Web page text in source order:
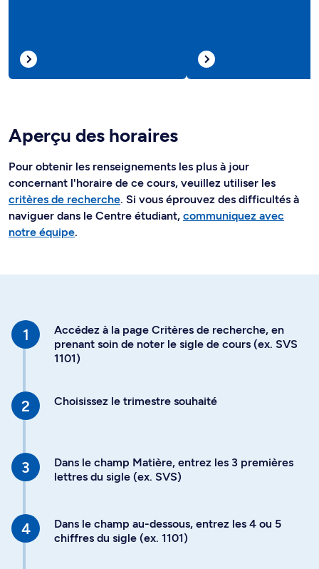
Aperçu des horaires
Pour obtenir les renseignements les plus à jour
concernant l'horaire de ce cours, veuillez utiliser les
critères de recherche. Si vous éprouvez des difficultés à
naviguer dans le Centre étudiant, communiquez avec
notre équipe.
Accédez à la page Critères de recherche, en
prenant soin de noter le sigle de cours (ex. SVS
1101)
Choisissez le trimestre souhaité
Dans le champ Matière, entrez les 3 premières
lettres du sigle (ex. SVS)
Dans le champ au-dessous, entrez les 4 ou 5
chiffres du sigle (ex. 1101)